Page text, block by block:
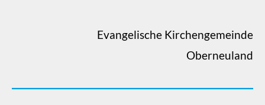
Evangelische Kirchengemeinde
Oberneuland